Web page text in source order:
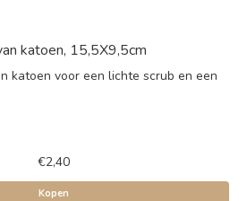
katoen, 15,5X9,5cm
katoen voor een lichte scrub en een
€2,40
Kopen